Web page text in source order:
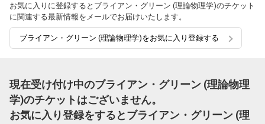
お気に入りに登録するとブライアン・グリーン (理論物理学)のチケット
に関連する最新情報をメールでお届けいたします。
ブライアン・グリーン (理論物理学)をお気に入り登録する
現在受け付け中のブライアン・グリーン (理論物理
学)のチケットはございません。
お気に入り登録をするとブライアン・グリーン (理